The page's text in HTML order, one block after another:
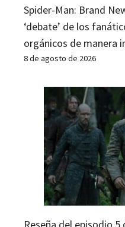
Spider-Man: Brand
‘debate’ de los
orgánicos de manera
8 de agosto de 2026